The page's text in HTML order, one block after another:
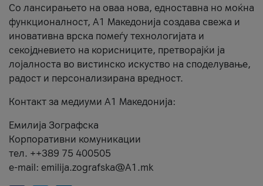
Со лансирањето на оваа нова, едноставна но моќна
функционалност, А1 Македонија создава свежа и
иновативна врска помеѓу технологијата и
секојдневието на корисниците, претворајќи ја
лојалноста во вистинско искуство на споделување,
радост и персонализирана вредност.
Контакт за медиуми А1 Македонија:
Емилија Зографска
Корпоративни комуникации
тел. ++389 75 400505
e-mail: emilija.zografska@A1.mk